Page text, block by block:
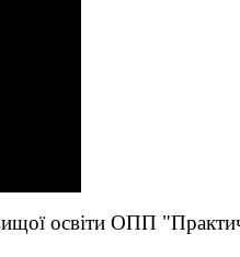
освіти ОПП